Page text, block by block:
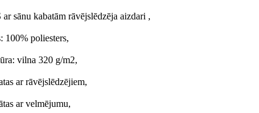
sānu kabatām rāvējslēdzēja aizdari ,
100% poliesters,
vilna 320 g/m2,
ar rāvējslēdzējiem,
ar velmējumu,